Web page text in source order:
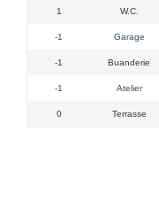
1 W.C.
-1 Garage
-1 Buanderie
-1 Atelier
0 Terrasse